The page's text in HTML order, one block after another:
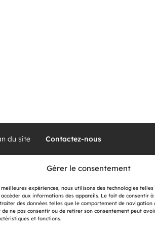
Gérer le consentement
expériences, nous utilisons des technologies
aux informations des appareils. Le fait de consentir à
des données telles que le comportement de navigation
de ne pas consentir ou de retirer son consentement peut
et fonctions.
du site Contactez-nous